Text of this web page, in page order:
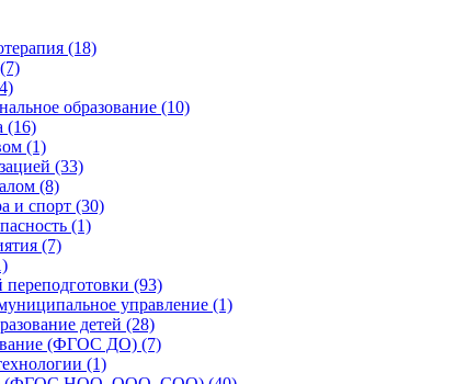
(18)
образование (10)
(16)
(1)
(33)
(8)
и спорт (30)
(1)
(7)
(93)
управление (1)
детей (28)
(ФГОС ДО) (7)
(1)